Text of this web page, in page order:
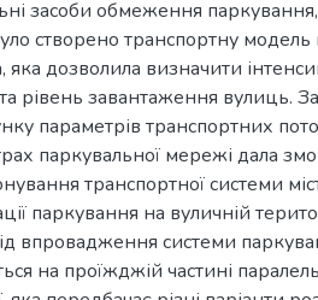
засоби обмеження паркування,
створено транспортну модель
яка дозволила визначити
рівень завантаження вулиць.
параметрів транспортних
паркувальної мережі дала
транспортної системи
паркування на вуличній
впровадження системи
на проїжджій частині